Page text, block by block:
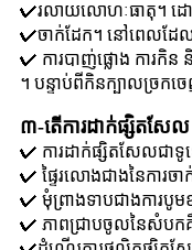
✔រលាយលោហៈធាតុ។ ដោយប្
✔ចាក់ដែក។ នៅពេលដែល
✔ ការបាញ់ផ្លោង ការកិន
។ បន្ទាប់​ពី​កិន​ក្បាល​ច្រក​
៣-​តើ​ការ​ដាក់​ផ្សិត​សែល
✔ ការដាក់ផ្សិតសែលជាទូទ
✔ ផ្ទៃរលោងជាងនៃការ
✔ មុំព្រាងទាបជាងការបូម
✔ ភាពជ្រាបចូលនៃសំបកគឺ